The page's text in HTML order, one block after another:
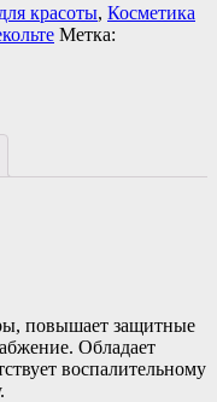
красоты, Косметика
Метка:
повышает защитные
Обладает
воспалительному